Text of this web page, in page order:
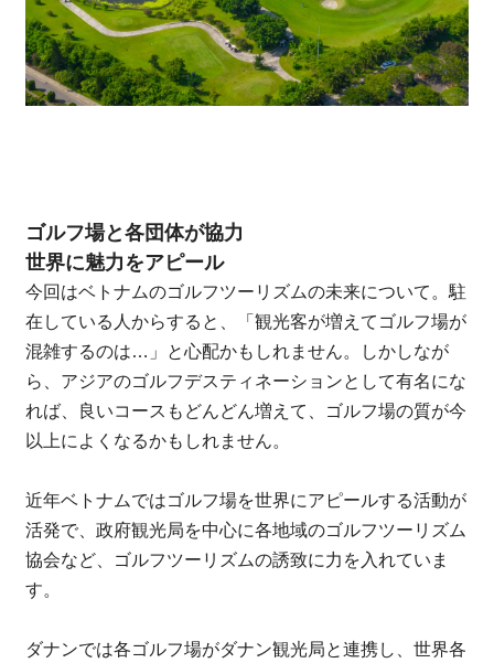
ゴルフ場と各団体が協力
世界に魅力をアピール
今回はベトナムのゴルフツーリズムの未来について。駐
在している人からすると、「観光客が増えてゴルフ場が
混雑するのは…」と心配かもしれません。しかしなが
ら、アジアのゴルフデスティネーションとして有名にな
れば、良いコースもどんどん増えて、ゴルフ場の質が今
以上によくなるかもしれません。
近年ベトナムではゴルフ場を世界にアピールする活動が
活発で、政府観光局を中心に各地域のゴルフツーリズム
協会など、ゴルフツーリズムの誘致に力を入れていま
す。
ダナンでは各ゴルフ場がダナン観光局と連携し、世界各